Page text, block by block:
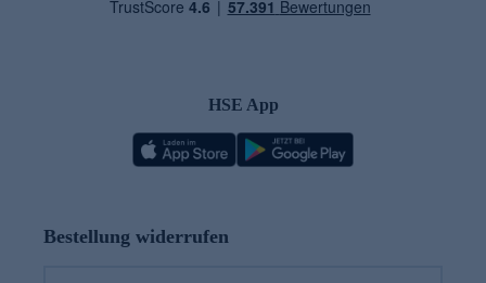
HSE App
Bestellung widerrufen